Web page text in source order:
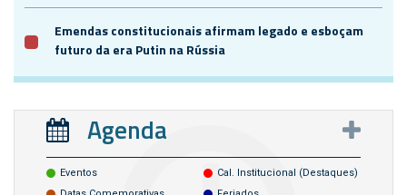
Emendas constitucionais afirmam legado e esboçam
futuro da era Putin na Rússia
Agenda
Eventos
Cal. Institucional (destaques)